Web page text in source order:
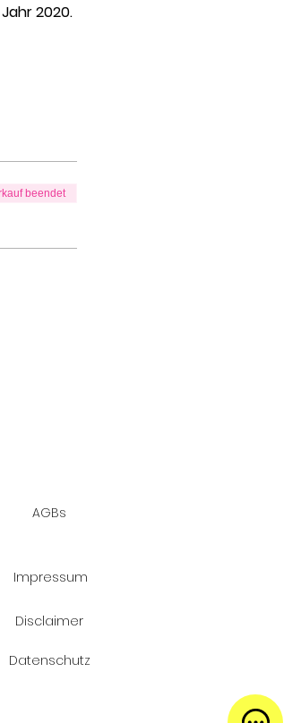
2020.
beendet
AGBs
Impressum
Disclaimer
Datenschutz